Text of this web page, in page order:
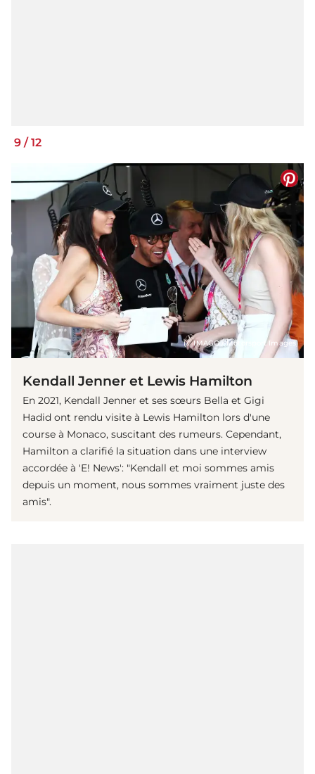
9 /12
(© IMAGO / Motorsport Images)
Kendall Jenner et Lewis Hamilton
En 2021, Kendall Jenner et ses sœurs Bella et Gigi
Hadid ont rendu visite à Lewis Hamilton lors d'une
course à Monaco, suscitant des rumeurs. Cependant,
Hamilton a clarifié la situation dans une interview
accordée à 'E! News': "Kendall et moi sommes amis
depuis un moment, nous sommes vraiment juste des
amis".